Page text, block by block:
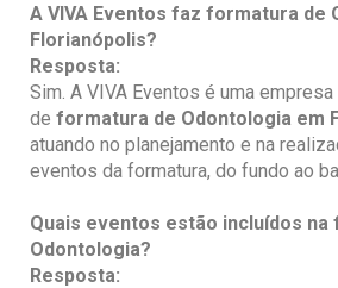
A VIVA Eventos faz formatura de
Florianópolis?
Resposta:
Sim. A VIVA Eventos é uma
de formatura de Odontologia em
atuando no planejamento e na
eventos da formatura, do fundo ao
Quais eventos estão incluídos na
Odontologia?
Resposta: